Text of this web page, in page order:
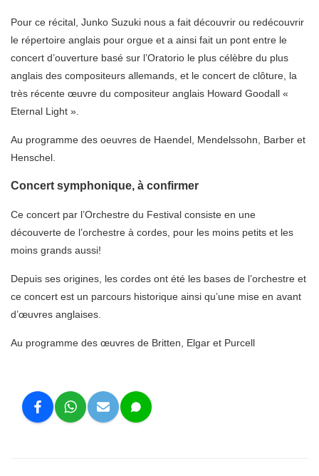
Pour ce récital, Junko Suzuki nous a fait découvrir ou redécouvrir
le répertoire anglais pour orgue et a ainsi fait un pont entre le
concert d’ouverture basé sur l’Oratorio le plus célèbre du plus
anglais des compositeurs allemands, et le concert de clôture, la
très récente œuvre du compositeur anglais Howard Goodall «
Eternal Light ».
Au programme des oeuvres de Haendel, Mendelssohn, Barber et
Henschel.
Concert symphonique, à confirmer
Ce concert par l’Orchestre du Festival consiste en une
découverte de l’orchestre à cordes, pour les moins petits et les
moins grands aussi!
Depuis ses origines, les cordes ont été les bases de l’orchestre et
ce concert est un parcours historique ainsi qu’une mise en avant
d’œuvres anglaises.
Au programme des œuvres de Britten, Elgar et Purcell